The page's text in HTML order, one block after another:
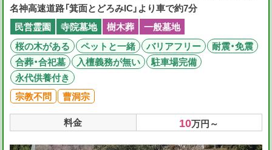
名神高速道路「箕面とどろみIC」より車で約7分
民営霊園 寺院墓地 樹木葬
一般墓地
桜の木がある
ペットと一緒 バリアフリー
耐震・免震
合葬・合祀墓
入檀義務が無い
駐車場完備
永代供養付き
宗教不問
曹洞宗
料金
10万円～